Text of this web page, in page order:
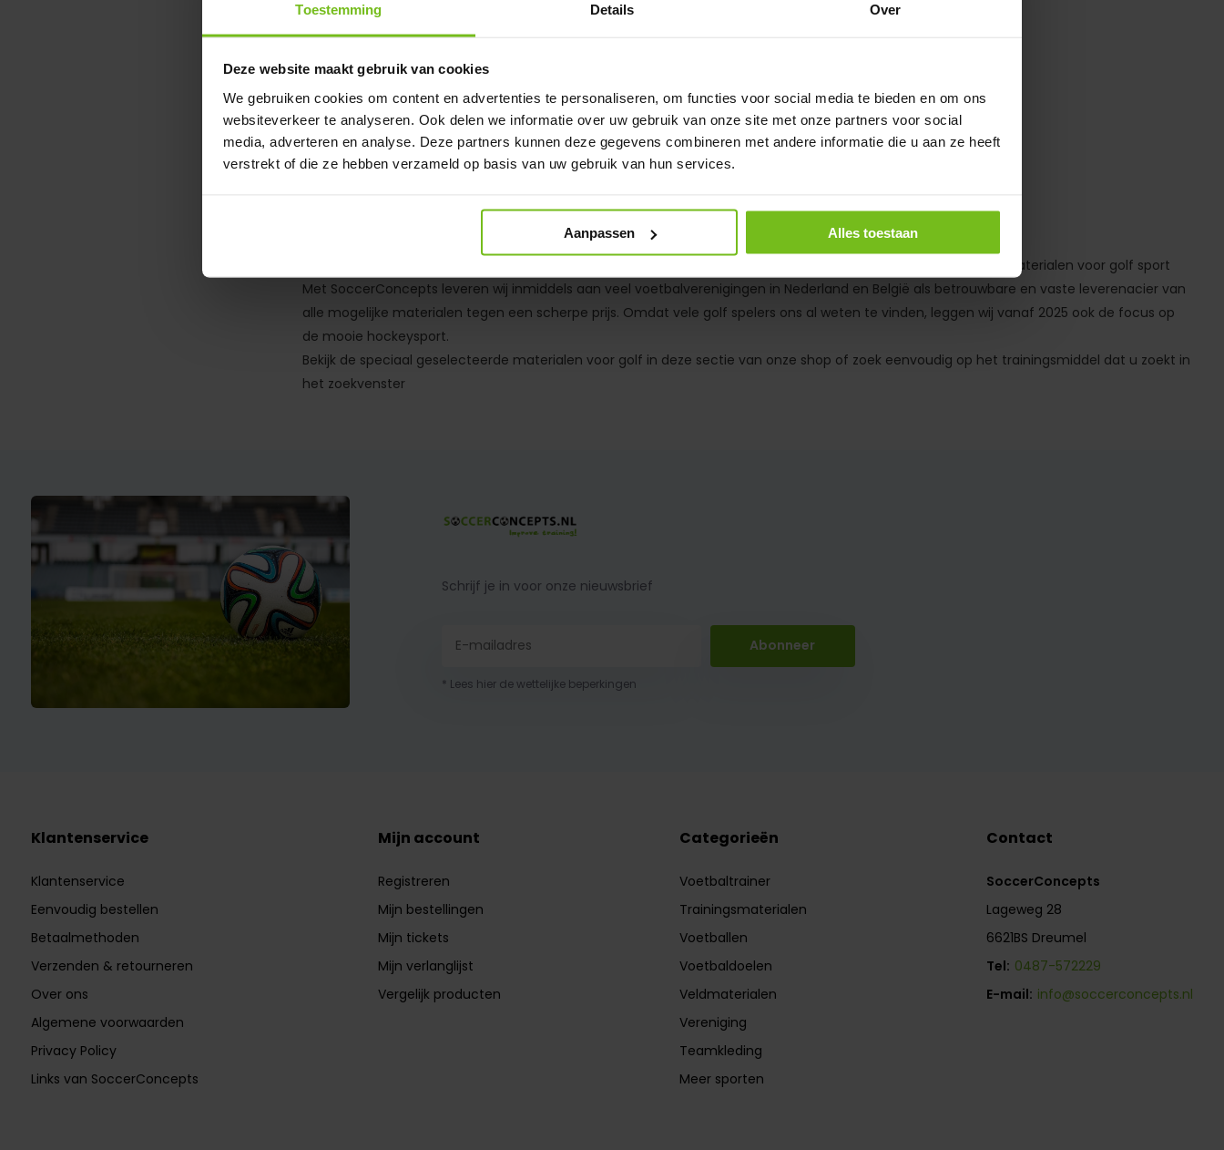
Toestemming Details Over
Deze website maakt gebruik van cookies
We gebruiken cookies om content en advertenties te personaliseren, om functies voor social media te bieden en om ons
websiteverkeer te analyseren. Ook delen we informatie over uw gebruik van onze site met onze partners voor social
media, adverteren en analyse. Deze partners kunnen deze gegevens combineren met andere informatie die u aan ze heeft
verstrekt of die ze hebben verzameld op basis van uw gebruik van hun services.
Aanpassen Alles toestaan
Vergelijk
Op voorraad
€ 79,- € 99,-
Alle mogelijke trainingsmaterialen voor golf training, hulpmiddelen voor golf trainers en alle voorkomende veldmaterialen voor golf sport
Met SoccerConcepts leveren wij inmiddels aan veel voetbalverenigingen in Nederland en België als betrouwbare en vaste leverenacier van
alle mogelijke materialen tegen een scherpe prijs. Omdat vele golf spelers ons al weten te vinden, leggen wij vanaf 2025 ook de focus op
de mooie hockeysport.
Bekijk de speciaal geselecteerde materialen voor golf in deze sectie van onze shop of zoek eenvoudig op het trainingsmiddel dat u zoekt in
het zoekvenster
Schrijf je in voor onze nieuwsbrief
Abonneer
* Lees hier de wettelijke beperkingen
Klantenservice
Klantenservice
Eenvoudig bestellen
Betaalmethoden
Verzenden & retourneren
Over ons
Algemene voorwaarden
Privacy Policy
Links van SoccerConcepts
Mijn account
Registreren
Mijn bestellingen
Mijn tickets
Mijn verlanglijst
Vergelijk producten
Categorieën
Voetbaltrainer
Trainingsmaterialen
Voetballen
Voetbaldoelen
Veldmaterialen
Vereniging
Teamkleding
Meer sporten
Contact
SoccerConcepts
Lageweg 28
6621BS Dreumel
Tel: 0487-572229
E-mail: info@soccerconcepts.nl